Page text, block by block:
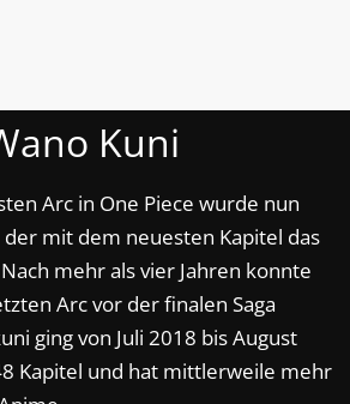
Kuni
Arc in One Piece wurde nun
mit dem neuesten Kapitel das
mehr als vier Jahren konnte
Arc vor der finalen Saga
ging von Juli 2018 bis August
Kapitel und hat mittlerweile mehr